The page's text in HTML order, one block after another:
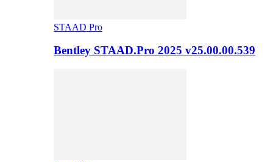
STAAD Pro
Bentley STAAD.Pro 2025 v25.00.00.539